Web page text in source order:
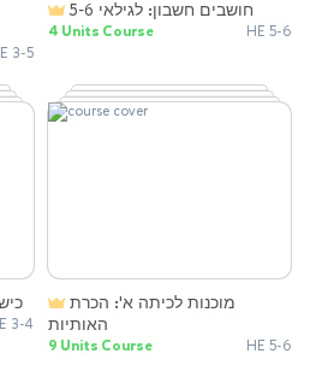
3-5
חושבים חשבון: לגילאי 5-6
4 Units Course HE 5-6
3-4
האותיות
9 Units Course HE 5-6